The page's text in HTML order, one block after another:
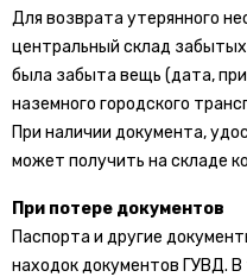
Для возврата утерянного
центральный склад
была забыта вещь (дата,
наземного городского
При наличии документа,
может получить на складе
При потере документов
Паспорта и другие
находок документов ГУВД.